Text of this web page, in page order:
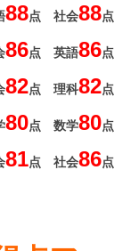
88点 社会88点
86点 英語86点
82点 理科82点
80点 数学80点
81点 社会86点